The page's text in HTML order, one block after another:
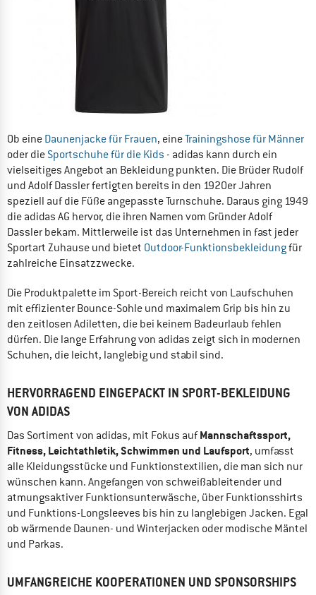
Ob eine Daunenjacke für Frauen, eineTrainingshose für Männer
oder die Sportschuhe für die Kids - adidas kann durch ein
vielseitiges Angebot an Bekleidung punkten. Die Brüder Rudolf
und Adolf Dassler fertigten bereits in den 1920er Jahren
speziell auf die Füße angepasste Turnschuhe. Daraus ging 1949
die adidas AG hervor, die ihren Namen vom Gründer Adolf
Dassler bekam. Mittlerweile ist das Unternehmen in fast jeder
Sportart Zuhause und bietet Outdoor-Funktionsbekleidungfür
zahlreiche Einsatzzwecke.
Die Produktpalette im Sport-Bereich reicht von Laufschuhen
mit effizienter Bounce-Sohle und maximalem Grip bis hin zu
den zeitlosen Adiletten, die bei keinem Badeurlaub fehlen
dürfen. Die lange Erfahrung von adidas zeigt sich in modernen
Schuhen, die leicht, langlebig und stabil sind.
HERVORRAGEND EINGEPACKT IN SPORT-BEKLEIDUNG
VON ADIDAS
Das Sortiment von adidas, mit Fokus aufMannschaftssport,
Fitness, Leichtathletik, Schwimmen und Laufsport, umfasst
alle Kleidungsstücke und Funktionstextilien, die man sich nur
wünschen kann. Angefangen von schweißableitender und
atmungsaktiver Funktionsunterwäsche, über Funktionsshirts
und Funktions-Longsleeves bis hin zu langlebigen Jacken. Egal
ob wärmende Daunen- und Winterjacken oder modische Mäntel
und Parkas.
UMFANGREICHE KOOPERATIONEN UND SPONSORSHIPS